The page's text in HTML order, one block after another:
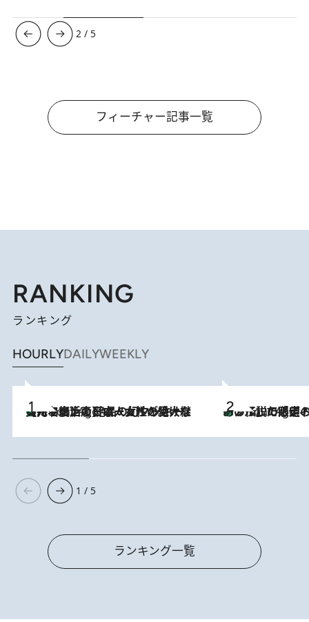
3 / 5
フィーチャー記事一覧
RANKING
ランキング
HOURLYDAILYWEEKLY
1 Hour Ago
【ハワイ土産】ローカルの絶大な支持で復活！ 絶品の幻クッキー《元ファンの日本人女性が受け継いだ名店》 1 Hour Ago
あの伝説の限定トートも！ リニューアルした「ディーン
1 / 5
ランキング一覧